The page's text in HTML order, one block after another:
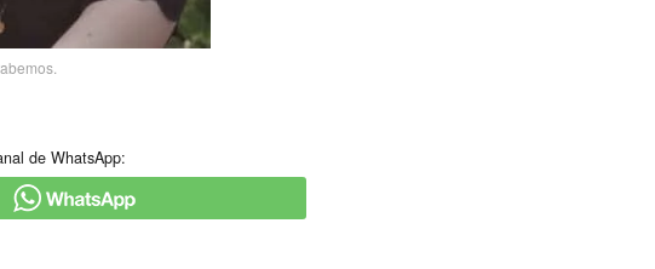
de WhatsApp: